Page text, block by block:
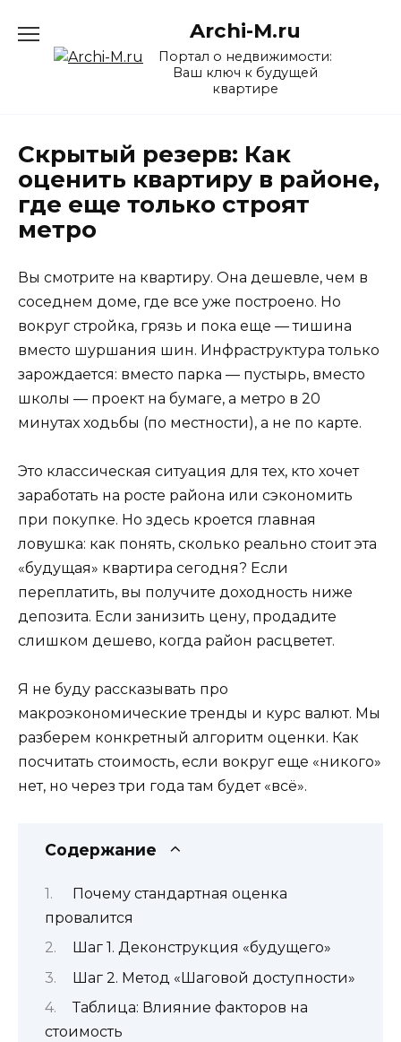
содержанию
Archi-M.ru
Портал о недвижимости:
Ваш ключ к будущей
квартире
Скрытый резерв: Как
оценить квартиру в районе,
где еще только строят
метро
Вы смотрите на квартиру. Она дешевле, чем в
соседнем доме, где все уже построено. Но
вокруг стройка, грязь и пока еще — тишина
вместо шуршания шин. Инфраструктура только
зарождается: вместо парка — пустырь, вместо
школы — проект на бумаге, а метро в 20
минутах ходьбы (по местности), а не по карте.
Это классическая ситуация для тех, кто хочет
заработать на росте района или сэкономить
при покупке. Но здесь кроется главная
ловушка: как понять, сколько реально стоит эта
«будущая» квартира сегодня? Если
переплатить, вы получите доходность ниже
депозита. Если занизить цену, продадите
слишком дешево, когда район расцветет.
Я не буду рассказывать про
макроэкономические тренды и курс валют. Мы
разберем конкретный алгоритм оценки. Как
посчитать стоимость, если вокруг еще «никого»
нет, но через три года там будет «всё».
Содержание
Почему стандартная оценка
провалится
Шаг 1. Деконструкция «будущего»
Шаг 2. Метод «Шаговой доступности»
Таблица: Влияние факторов на
стоимость